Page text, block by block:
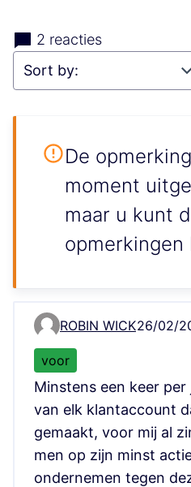
2 reacties
De
moment
maar u kunt
opmerkingen
Comment 2344
ROBIN WICK26/02/
voor
Minstens een keer
van elk klantaccount
gemaakt, voor mij al
men op zijn minst
ondernemen tegen